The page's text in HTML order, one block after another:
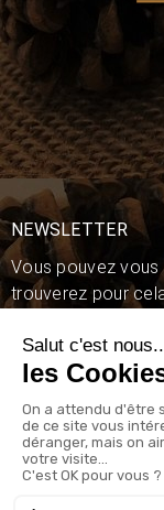
NEWSLETTER
Vous pouvez
trouverez pour
En cochant cette
ainsi que les